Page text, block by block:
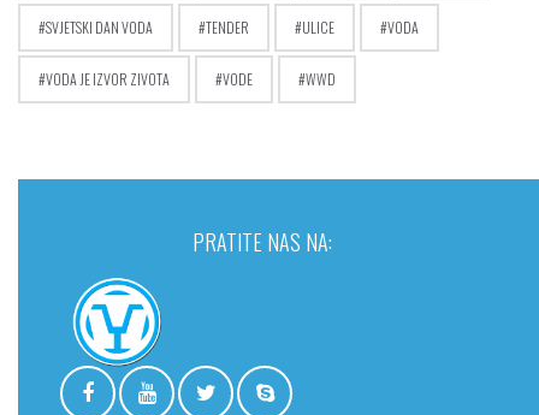
SVJETSKI DAN VODA TENDER ULICE VODA
VODA JE IZVOR ZIVOTA VODE WWD
PRATITE NAS NA: